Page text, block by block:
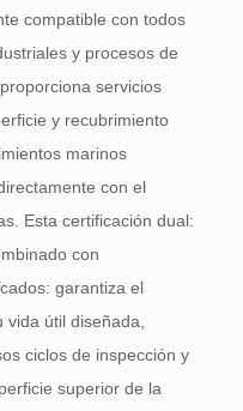
compatible con todos
y procesos de
servicios
y recubrimiento
marinos
con el
Esta certificación dual:
con
garantiza el
útil diseñada,
ciclos de inspección y
superior de la